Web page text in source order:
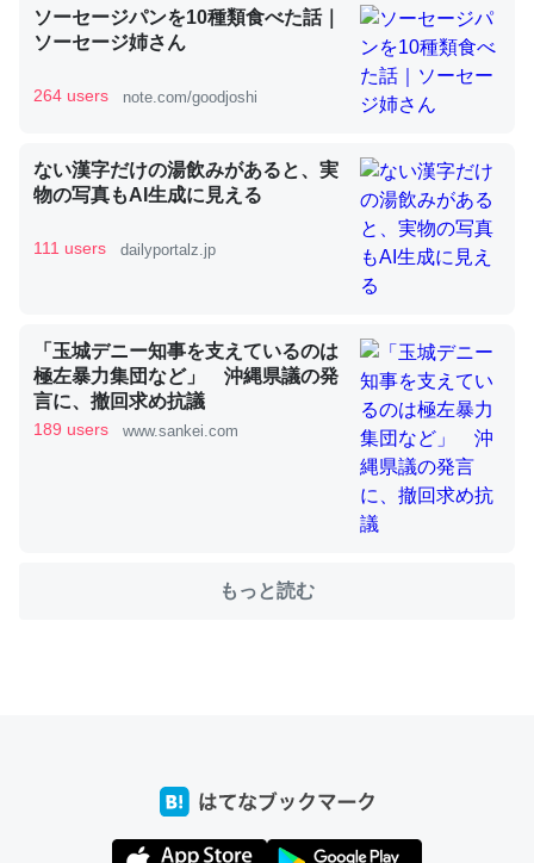
論文では「淡水はカルシウムも酸素も不足してて両方に不
いる鋏角類（カブトガニ・ウミグモ）はカルシウムを使わ
ずキチンを強化してる筈だが、酵素が違うのか？
─ニュース :: 【研究発表】昆虫学の大問題＝「昆虫はなぜ海にいな
これを元に考えるとカルシウムを大量に使う脊椎動物と貝
類は苦労してるんだな…。腹足類だと殻を無くしてナメク
─ニュース :: 【研究発表】昆虫学の大問題＝「昆虫はなぜ海にいな
コミュニケーションが劇的に変化した｜tayorini by LIFULL介護
ソーセージパンを10種類食べた話｜
ソーセージ姉さん
264 users note.com/goodjoshi
ない漢字だけの湯飲みがあると、実
物の写真もAI生成に見える
111 users dailyportalz.jp
「玉城デニー知事を支えているのは
極左暴力集団など」 沖縄県議の発
言に、撤回求め抗議
189 users www.sankei.com
もっと読む